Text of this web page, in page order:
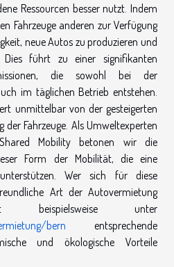
Ressourcen besser nutzt. Indem
Fahrzeuge anderen zur Verfügung
neue Autos zu produzieren und
Dies führt zu einer signifikanten
die sowohl bei der
im täglichen Betrieb entstehen.
unmittelbar von der gesteigerten
der Fahrzeuge. Als Umweltexperten
Mobility betonen wir die
Form der Mobilität, die eine
Wer sich für diese
Art der Autovermietung
beispielsweise unter
bern entsprechende
und ökologische Vorteile